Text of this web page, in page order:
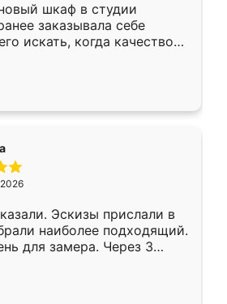
шкаф в студии
заказывала себе
искать, когда качеством
Служит кухня уже почти
нет.
Эскизы прислали в
наиболее подходящий.
для замера. Через 3
уже готова. Остались
Спасибо Ренессанс
работу!